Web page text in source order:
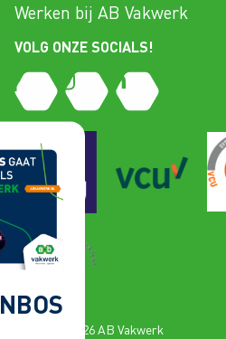
Werken bij AB Vakwerk
VOLG ONZE SOCIALS!
Copyright 2026 AB Vakwerk